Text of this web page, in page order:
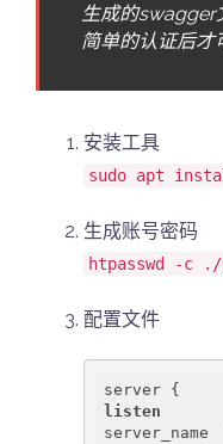
生成的swagger
简单的认证后才
安装工具
sudo apt
生成账号密码
htpasswd -c ./
配置文件
listen
server_name